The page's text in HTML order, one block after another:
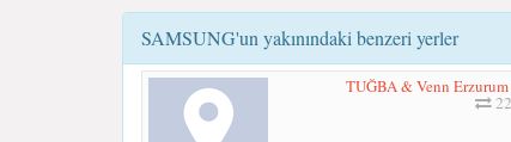
SAMSUNG'un yakınındaki benzeri yerler
TUĞBA & Venn